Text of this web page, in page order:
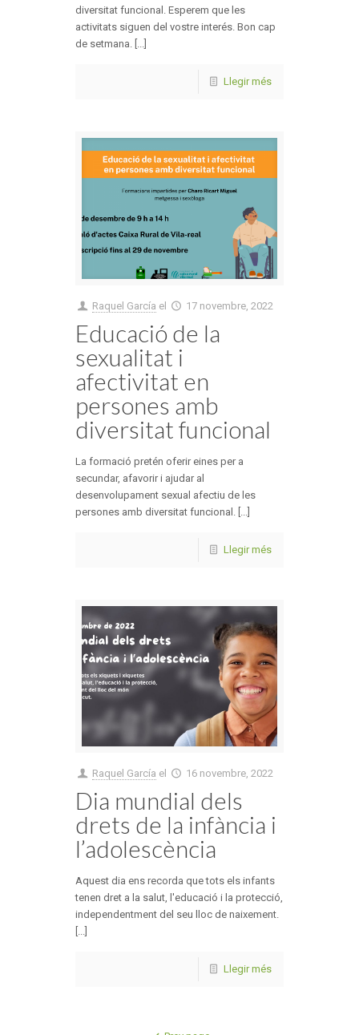
diversitat funcional. Esperem que les
activitats siguen del vostre interés. Bon cap
de setmana. [...]
Llegir més
Raquel García el 17 novembre, 2022
Educació de la
sexualitat i
afectivitat en
persones amb
diversitat funcional
La formació pretén oferir eines per a
secundar, afavorir i ajudar al
desenvolupament sexual afectiu de les
persones amb diversitat funcional. [...]
Llegir més
Raquel García el 16 novembre, 2022
Dia mundial dels
drets de la infància i
l’adolescència
Aquest dia ens recorda que tots els infants
tenen dret a la salut, l'educació i la protecció,
independentment del seu lloc de naixement.
[...]
Llegir més